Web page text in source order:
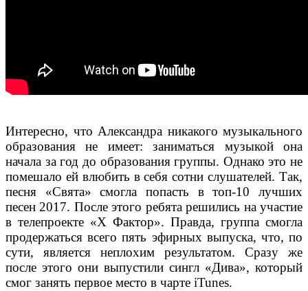
Интересно, что Александра никакого музыкального
образования не имеет: заниматься музыкой она
начала за год до образования группы. Однако это не
помешало ей влюбить в себя сотни слушателей. Так,
песня «Свята» смогла попасть в топ-10 лучших
песен 2017. После этого ребята решились на участие
в телепроекте «X Фактор». Правда, группа смогла
продержаться всего пять эфирных выпуска, что, по
сути, является неплохим результатом. Сразу же
после этого они выпустили сингл «Дива», который
смог занять первое место в чарте iTunes.